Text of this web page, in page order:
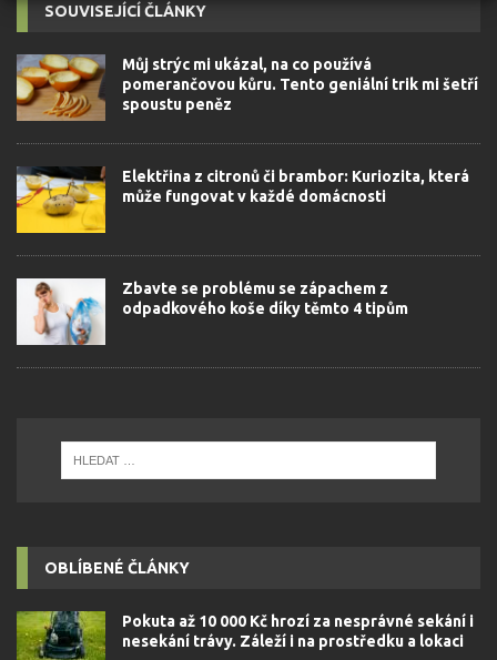
SOUVISEJÍCÍ ČLÁNKY
Můj strýc mi ukázal, na co používá
pomerančovou kůru. Tento geniální trik mi šetří
spoustu peněz
Elektřina z citronů či brambor: Kuriozita, která
může fungovat v každé domácnosti
Zbavte se problému se zápachem z
odpadkového koše díky těmto 4 tipům
OBLÍBENÉ ČLÁNKY
Pokuta až 10 000 Kč hrozí za nesprávné sekání i
nesekání trávy. Záleží i na prostředku a lokaci